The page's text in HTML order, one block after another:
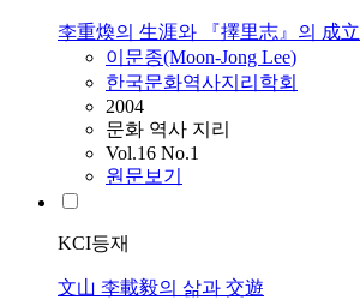
李重煥의 生涯와 『擇里志』의 成立
이문종(Moon-Jong Lee)
한국문화역사지리학회
2004
문화 역사 지리
Vol.16 No.1
원문보기
KCI등재
文山 李載毅의 삶과 交遊